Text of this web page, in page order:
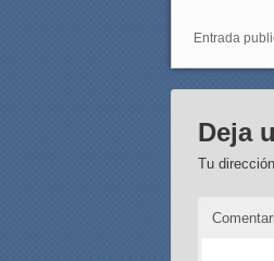
Entrada
Deja
Tu